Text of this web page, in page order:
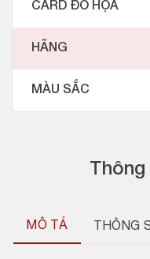
MÔ TẢ THÔNG
CARD ĐỒ HỌA
HÃNG
MÀU SẮC